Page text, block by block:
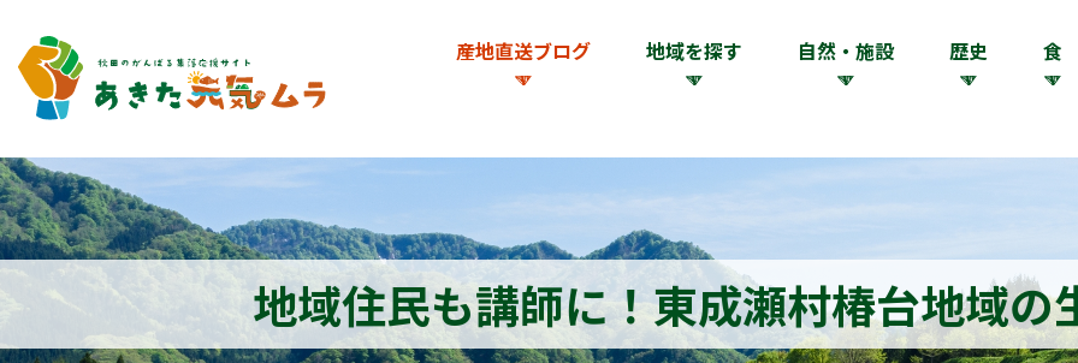
産地直送ブログ 地域を探す 自然・施設 歴史 食
地域住民も講師に！東成瀬村椿台地域の